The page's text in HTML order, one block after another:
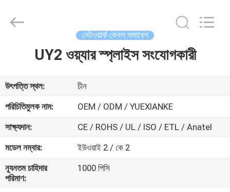
পণ্য
ভিডিও
আমাদের
সম্পর্কে
Industry
নেটওয়ার্ক কেবল সমাবেশ
UY2 ওয়্যার স্প্লাইস সংযোগকারী
উৎপত্তি স্থল:
চীন
পরিচিতিমুলক নাম:
OEM / ODM / YUEXIANKE
সাক্ষ্যদান:
CE / ROHS / UL / ISO / ETL / Anatel
মডেল নম্বার:
ইউওয়াই 2 / কে 2
ন্যূনতম চাহিদার
পরিমাণ:
1000 পিসি